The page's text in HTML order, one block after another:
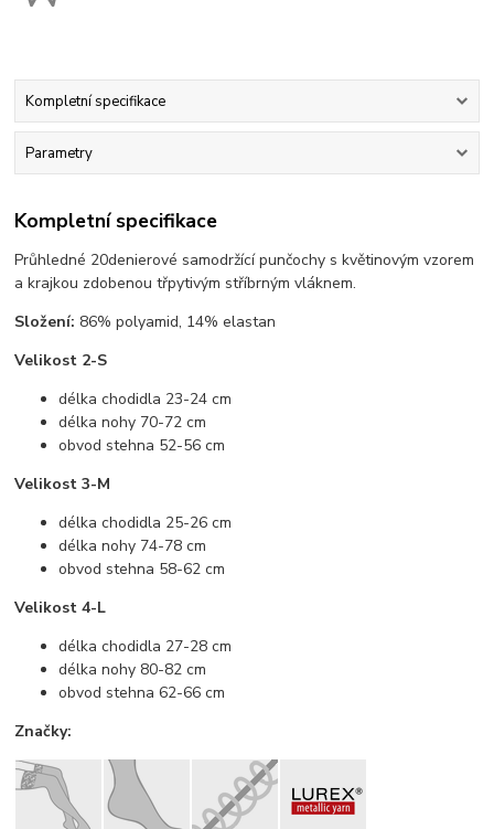
Kompletní specifikace
Parametry
Kompletní specifikace
Průhledné 20denierové samodržící punčochy s květinovým vzorem
a krajkou zdobenou třpytivým stříbrným vláknem.
Složení: 86% polyamid, 14% elastan
Velikost 2-S
délka chodidla 23-24 cm
délka nohy 70-72 cm
obvod stehna 52-56 cm
Velikost 3-M
délka chodidla 25-26 cm
délka nohy 74-78 cm
obvod stehna 58-62 cm
Velikost 4-L
délka chodidla 27-28 cm
délka nohy 80-82 cm
obvod stehna 62-66 cm
Značky: